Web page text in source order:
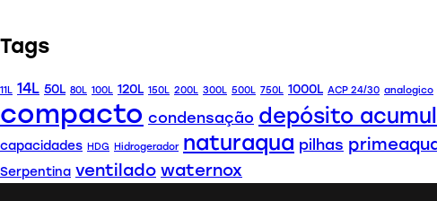
Tags
11L 14L 50L 80L 100L 120L 150L 200L 300L 500L 750L 1000L ACP 24/30 analogico
compacto condensação depósito
capacidades HDG Hidrogerador naturaqua pilhas
Serpentina ventilado waternox